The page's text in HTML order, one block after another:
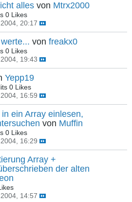
alles von Mtrx2000
0 Likes
20:17
von freakx0
0 Likes
19:43
Yepp19
0 Likes
16:59
ein Array einlesen,
von Muffin
0 Likes
16:29
Array +
der alten
14:57